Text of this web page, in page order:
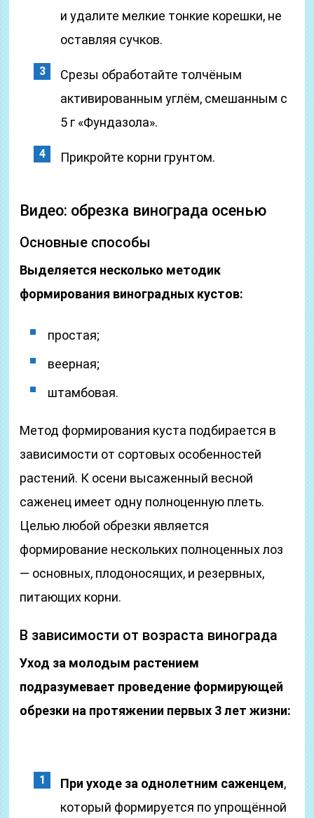
и удалите мелкие тонкие корешки, не
оставляя сучков.
Срезы обработайте толчёным
активированным углём, смешанным с
5 г «Фундазола».
Прикройте корни грунтом.
Видео: обрезка винограда осенью
Основные способы
Выделяется несколько методик
формирования виноградных кустов:
простая;
веерная;
штамбовая.
Метод формирования куста подбирается в
зависимости от сортовых особенностей
растений. К осени высаженный весной
саженец имеет одну полноценную плеть.
Целью любой обрезки является
формирование нескольких полноценных лоз
— основных, плодоносящих, и резервных,
питающих корни.
В зависимости от возраста винограда
Уход за молодым растением
подразумевает проведение формирующей
обрезки на протяжении первых 3 лет жизни:
При уходе за однолетним саженцем,
который формируется по упрощённой